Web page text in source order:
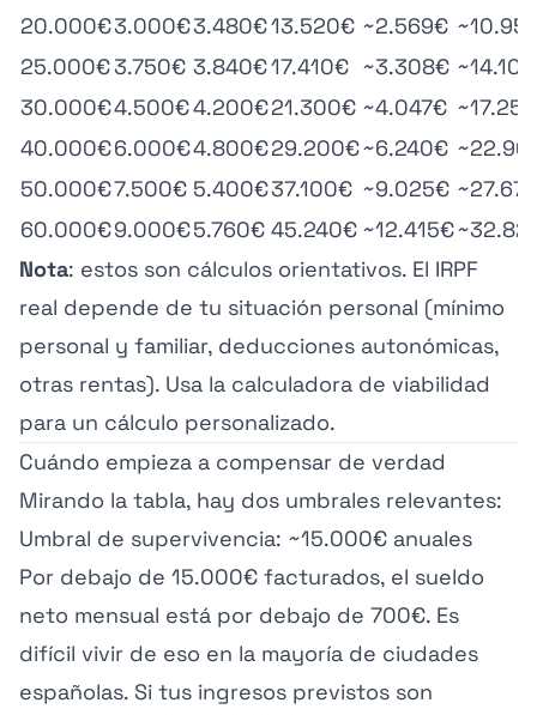
20.000€3.000€3.480€13.520€ ~2.569€
25.000€3.750€ 3.840€17.410€ ~3.308€
30.000€4.500€4.200€21.300€ ~4.047€
40.000€6.000€4.800€29.200€~6.240€
50.000€7.500€ 5.400€37.100€ ~9.025€
60.000€9.000€5.760€ 45.240€ ~12.415€
Nota: estos son cálculos orientativos. El IRPF
real depende de tu situación personal (mínimo
personal y familiar, deducciones autonómicas,
otras rentas). Usa la calculadora de viabilidad
para un cálculo personalizado.
Cuándo empieza a compensar de verdad
Mirando la tabla, hay dos umbrales relevantes:
Umbral de supervivencia: ~15.000€ anuales
Por debajo de 15.000€ facturados, el sueldo
neto mensual está por debajo de 700€. Es
difícil vivir de eso en la mayoría de ciudades
españolas. Si tus ingresos previstos son